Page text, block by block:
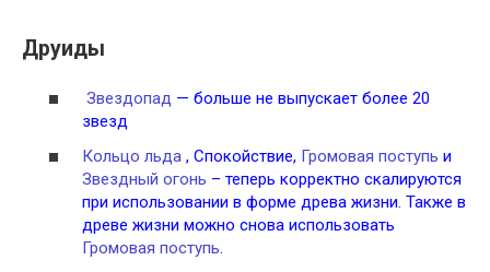
Друиды
Звездопад — больше не выпускает более 20
звезд
Кольцо льда , Спокойствие, Громовая поступь и
Звездный огонь – теперь корректно скалируются
при использовании в форме древа жизни. Также в
древе жизни можно снова использовать
Громовая поступь